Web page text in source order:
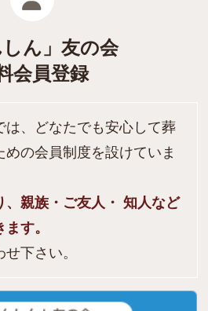
しん」友の会
会員登録
は、どなたでも安心して葬
の会員制度を設けていま
、親族・ご友人・ 知人など
す。
下さい。